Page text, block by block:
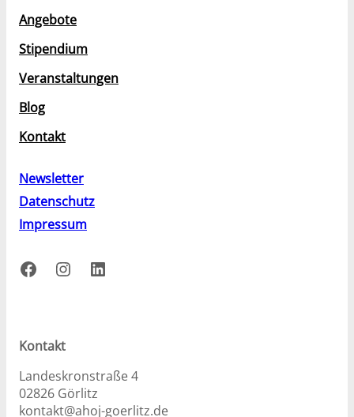
Angebote
Stipendium
Veranstaltungen
Blog
Kontakt
Newsletter
Datenschutz
Impressum
Facebook Instagram LinkedIn
Kontakt
Landeskronstraße 4
02826 Görlitz
kontakt@ahoj-goerlitz.de